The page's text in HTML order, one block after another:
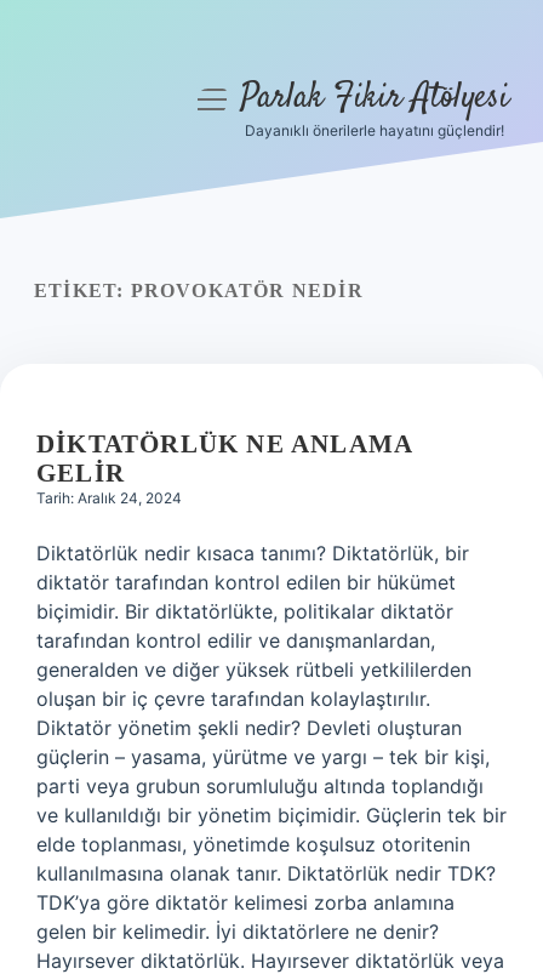
Yasal Uyarı
menüyüParlak Fikir Atölyesi
Dayanıklı önerilerle hayatını güçlendir!
ETIKET: PROVOKATÖR NEDIR
DIKTATÖRLÜK NE ANLAMA
GELIR
Tarih: Aralık 24, 2024
Diktatörlük nedir kısaca tanımı? Diktatörlük, bir
diktatör tarafından kontrol edilen bir hükümet
biçimidir. Bir diktatörlükte, politikalar diktatör
tarafından kontrol edilir ve danışmanlardan,
generalden ve diğer yüksek rütbeli yetkililerden
oluşan bir iç çevre tarafından kolaylaştırılır.
Diktatör yönetim şekli nedir? Devleti oluşturan
güçlerin – yasama, yürütme ve yargı – tek bir kişi,
parti veya grubun sorumluluğu altında toplandığı
ve kullanıldığı bir yönetim biçimidir. Güçlerin tek bir
elde toplanması, yönetimde koşulsuz otoritenin
kullanılmasına olanak tanır. Diktatörlük nedir TDK?
TDK’ya göre diktatör kelimesi zorba anlamına
gelen bir kelimedir. İyi diktatörlere ne denir?
Hayırsever diktatörlük. Hayırsever diktatörlük veya